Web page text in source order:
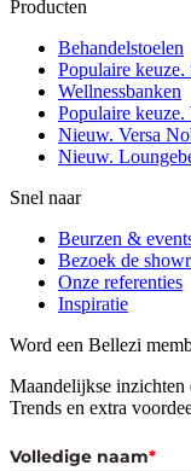
Producten
Behandelstoelen
Populaire
Wellnessbanken
Populaire
Nieuw. Versa
Nieuw.
Snel naar
Beurzen &
Bezoek de
Onze referenties
Inspiratie
Word een Bellezi
Maandelijkse
Trends en extra
Volledige naam*